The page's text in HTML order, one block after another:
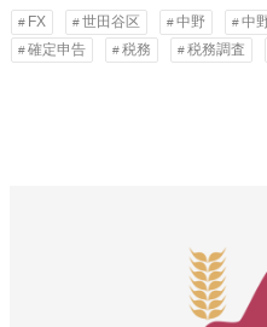
FX 世田谷区 中野 中
確定申告
税務 税務調査